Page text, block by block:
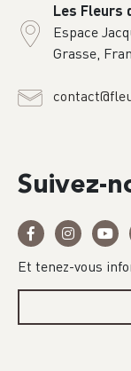
Les Fleurs
Espace
Grasse,
Suivez-
Et tenez-vous